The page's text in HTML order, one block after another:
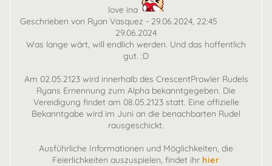
love ina
Geschrieben von Ryan Vasquez - 29.06.2024, 22:45
29.06.2024
Was lange wärt, will endlich werden. Und das hoffentlich
gut. :D
Am 02.05.2123 wird innerhalb des CrescentProwler Rudels
Ryans Ernennung zum Alpha bekanntgegeben. Die
Vereidigung findet am 08.05.2123 statt. Eine offizielle
Bekanntgabe wird im Juni an die benachbarten Rudel
rausgeschickt.
Ausführliche Informationen und Möglichkeiten, die
Feierlichkeiten auszuspielen, findet ihr hier